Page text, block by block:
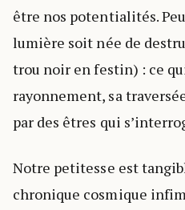
être nos potentialités.
lumière soit née de
trou noir en festin) : ce
rayonnement, sa
par des êtres qui
Notre petitesse est
chronique cosmique